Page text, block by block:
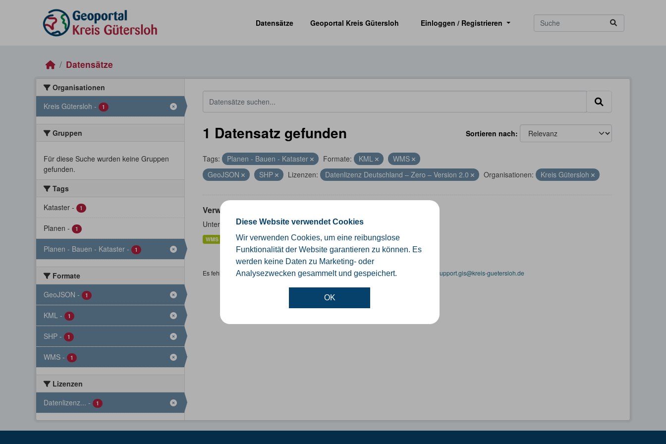
Diese Website verwendet Cookies
Wir verwenden Cookies, um eine reibungslose
Funktionalität der Website garantieren zu können. Es
werden keine Daten zu Marketing- oder
Analysezwecken gesammelt und gespeichert.
OK
Datensätze
Geoportal Kreis Gütersloh Einloggen / Registrieren
Datensätze
Organisationen
Kreis Gütersloh - 1
Gruppen
Für diese Suche wurden keine Gruppen
gefunden.
Tags
Kataster - 1
Planen - 1
Planen - Bauen - Kataster - 1
Formate
GeoJSON - 1
KML - 1
SHP - 1
WMS - 1
Lizenzen
Datenlizenz... - 1
Sortieren nach
1 Datensatz gefunden
Tags: Planen - Bauen - Kataster Formate: KML
WMS
GeoJSON
SHP Lizenzen: Datenlizenz Deutschland – Zero – Version 2.0 Organisationen: Kreis Gütersloh
Verwaltungsgrenzen
Unterschiedliche Ebenen der Verwaltungsgrenzen im Kreis Gütersloh
WMS SHP GeoJSON KML
Es fehlen spezifische Datensätze? Wenden Sie sich bitte an einen Administrator unter: support.gis@kreis-guetersloh.de